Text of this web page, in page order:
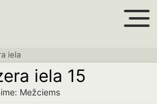
iela
iela 15
Mežciems